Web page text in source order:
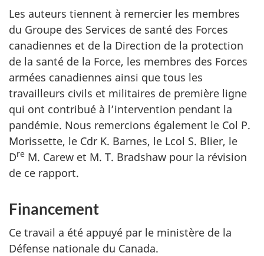
Les auteurs tiennent à remercier les membres
du Groupe des Services de santé des Forces
canadiennes et de la Direction de la protection
de la santé de la Force, les membres des Forces
armées canadiennes ainsi que tous les
travailleurs civils et militaires de première ligne
qui ont contribué à l’intervention pendant la
pandémie. Nous remercions également le Col P.
Morissette, le Cdr K. Barnes, le Lcol S. Blier, le
Dre M. Carew et M. T. Bradshaw pour la révision
de ce rapport.
Financement
Ce travail a été appuyé par le ministère de la
Défense nationale du Canada.